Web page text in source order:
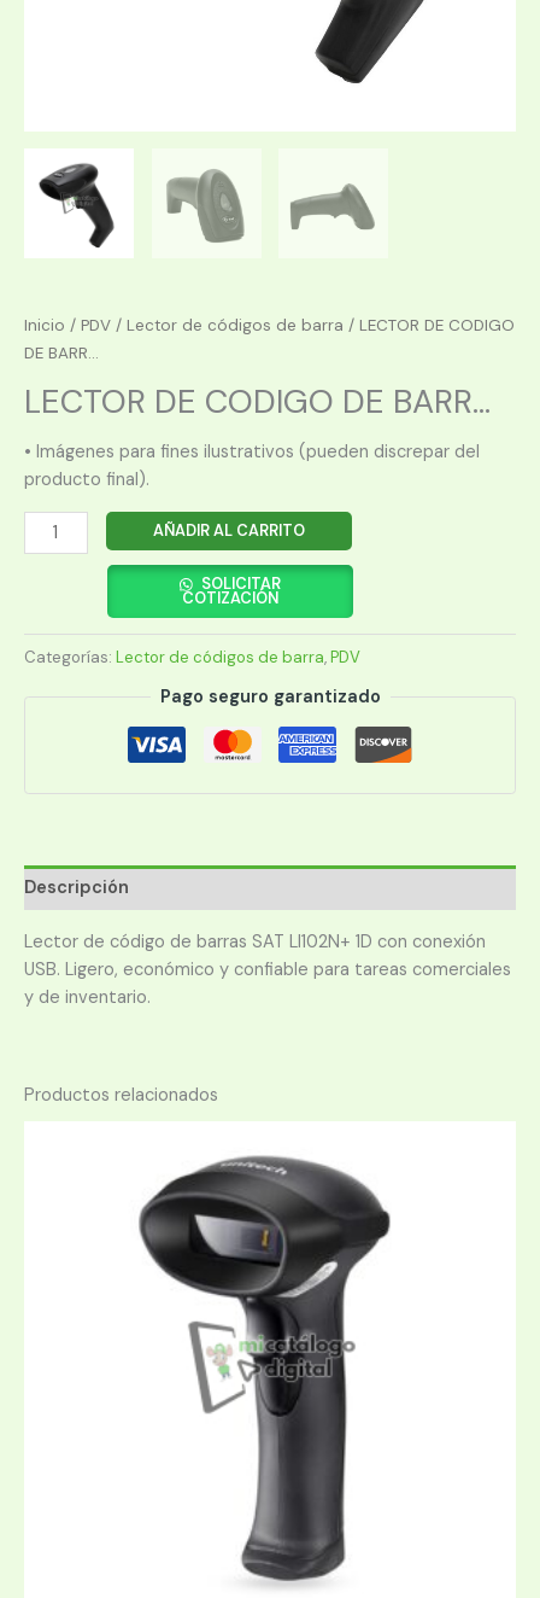
Inicio / PDV / Lector de códigos de barra / LECTOR DE CODIGO
DE BARR...
LECTOR DE CODIGO DE BARR...
• Imágenes para fines ilustrativos (pueden discrepar del
producto final).
LECTOR
DE
BARRAS
USB
AÑADIR AL CARRITO
SOLICITAR
COTIZACIÓN
Categorías: Lector de códigos de barra,PDV
Pago seguro garantizado
Descripción
Lector de código de barras SAT LI102N+ 1D con conexión
USB. Ligero, económico y confiable para tareas comerciales
y de inventario.
Productos relacionados